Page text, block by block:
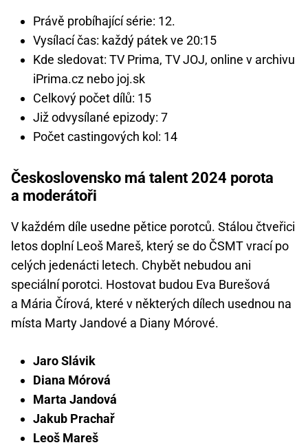
Právě probíhající série: 12.
Vysílací čas: každý pátek ve 20:15
Kde sledovat: TV Prima, TV JOJ, online v archivu
iPrima.cz nebo joj.sk
Celkový počet dílů: 15
Již odvysílané epizody: 7
Počet castingových kol: 14
Československo má talent 2024 porota
a moderátoři
V každém díle usedne pětice porotců. Stálou čtveřici
letos doplní Leoš Mareš, který se do ČSMT vrací po
celých jedenácti letech. Chybět nebudou ani
speciální porotci. Hostovat budou Eva Burešová
a Mária Čírová, které v některých dílech usednou na
místa Marty Jandové a Diany Mórové.
Jaro Slávik
Diana Mórová
Marta Jandová
Jakub Prachař
Leoš Mareš